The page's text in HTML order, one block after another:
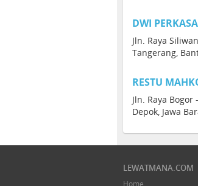
DWI
Jln. Raya
Tangerang,
RESTU
Jln. Raya Bogor
Depok, Jawa
LEWATMANA.COM
Home